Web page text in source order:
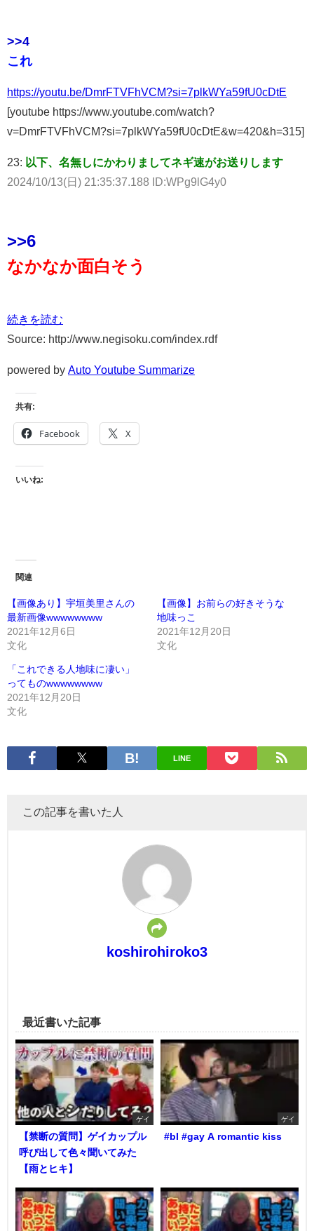
>>4
これ
https://youtu.be/DmrFTVFhVCM?si=7plkWYa59fU0cDtE
[youtube https://www.youtube.com/watch?
v=DmrFTVFhVCM?si=7plkWYa59fU0cDtE&w=420&h=315]
23: 以下、名無しにかわりましてネギ速がお送りします
2024/10/13(日) 21:35:37.188 ID:WPg9lG4y0
>>6
なかなか面白そう
続きを読む
Source: http://www.negisoku.com/index.rdf
powered by Auto Youtube Summarize
共有:
Facebook X
いいね:
関連
【画像あり】宇垣美里さんの
最新画像wwwwwwww
2021年12月6日
文化
【画像】お前らの好きそうな
地味っこ
2021年12月20日
文化
「これできる人地味に凄い」
ってものwwwwwwww
2021年12月20日
文化
LINE
この記事を書いた人
koshirohiroko3
最近書いた記事
ゲイ
【禁断の質問】ゲイカップル
呼び出して色々聞いてみた
【雨とヒキ】
ゲイ
#bl #gay A romantic kiss